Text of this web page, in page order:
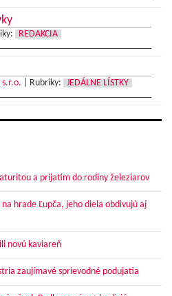
REDAKCIA
s.r.o. Rubriky: JEDÁLNE LÍSTKY
a prijatím do rodiny železiarov
hrade Ľupča, jeho diela obdivujú aj
novú kaviareň
zaujímavé sprievodné podujatia